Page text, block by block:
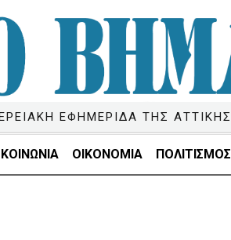
ΕΦΗΜΕΡΙΔΑ ΤΗΣ ΑΤΤΙΚΗΣ
ΚΟΙΝΩΝΙΑ ΟΙΚΟΝΟΜΙΑ ΠΟΛΙΤΙΣΜΟΣ